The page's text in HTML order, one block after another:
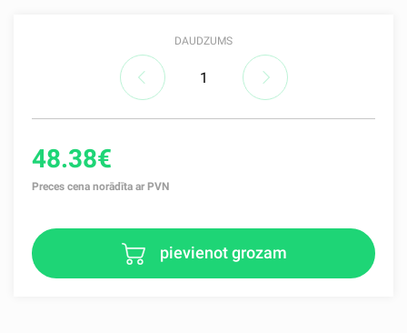
DAUDZUMS
48.38€
Preces cena norādīta ar PVN
pievienot grozam